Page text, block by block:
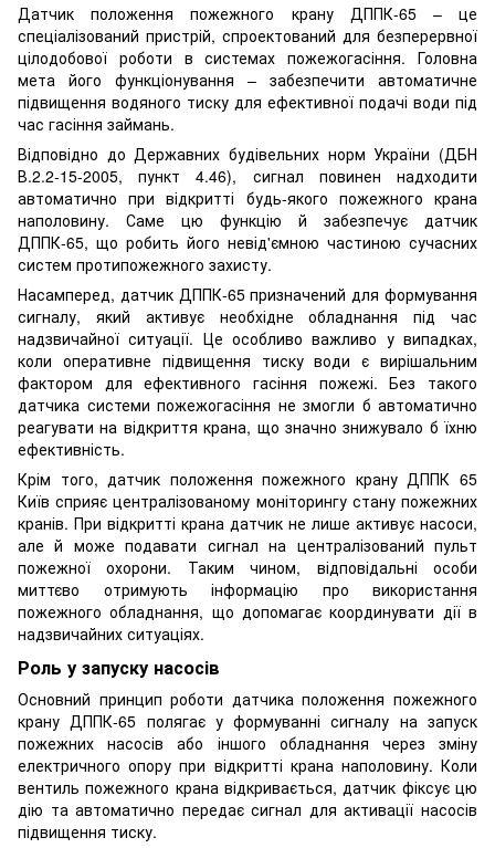
Датчик положення пожежного крану ДППК-65 – це
спеціалізований пристрій, спроектований для безперервної
цілодобової роботи в системах пожежогасіння. Головна
мета його функціонування – забезпечити автоматичне
підвищення водяного тиску для ефективної подачі води під
час гасіння займань.
Відповідно до Державних будівельних норм України (ДБН
В.2.2-15-2005, пункт 4.46), сигнал повинен надходити
автоматично при відкритті будь-якого пожежного крана
наполовину. Саме цю функцію й забезпечує датчик
ДППК-65, що робить його невід'ємною частиною сучасних
систем протипожежного захисту.
Насамперед, датчик ДППК-65 призначений для формування
сигналу, який активує необхідне обладнання під час
надзвичайної ситуації. Це особливо важливо у випадках,
коли оперативне підвищення тиску води є вирішальним
фактором для ефективного гасіння пожежі. Без такого
датчика системи пожежогасіння не змогли б автоматично
реагувати на відкриття крана, що значно знижувало б їхню
ефективність.
Крім того, датчик положення пожежного крану ДППК 65
Київ сприяє централізованому моніторингу стану пожежних
кранів. При відкритті крана датчик не лише активує насоси,
але й може подавати сигнал на централізований пульт
пожежної охорони. Таким чином, відповідальні особи
миттєво отримують інформацію про використання
пожежного обладнання, що допомагає координувати дії в
надзвичайних ситуаціях.
Роль у запуску насосів
Основний принцип роботи датчика положення пожежного
крану ДППК-65 полягає у формуванні сигналу на запуск
пожежних насосів або іншого обладнання через зміну
електричного опору при відкритті крана наполовину. Коли
вентиль пожежного крана відкривається, датчик фіксує цю
дію та автоматично передає сигнал для активації насосів
підвищення тиску.